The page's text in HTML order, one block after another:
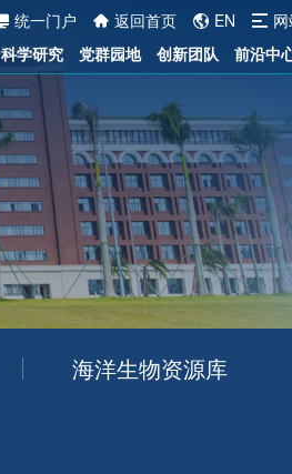
统一门户 返回首页 EN
科学研究 党群园地 创新团队 前沿中
海洋生物资源库